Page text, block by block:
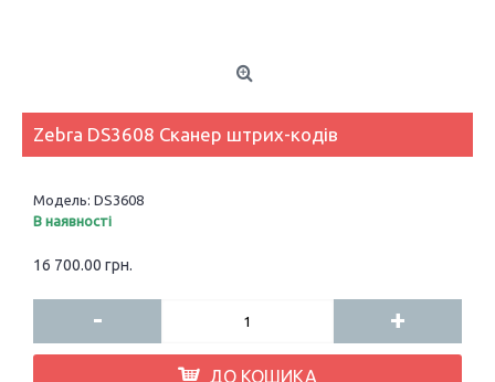
Zebra DS3608 Сканер штрих-кодів
Модель: DS3608
В наявності
16 700.00 грн.
- +
ДО КОШИКА